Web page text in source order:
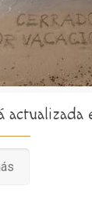
actualizada